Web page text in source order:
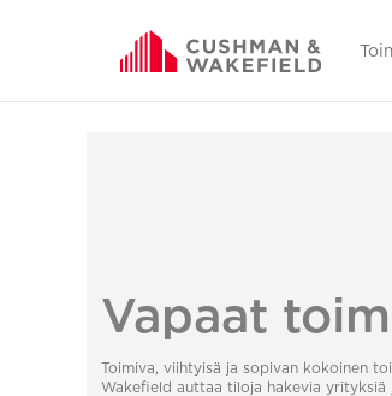
Vapaat
Toimiva, viihtyisä ja sopivan kokoinen
Wakefield auttaa tiloja hakevia